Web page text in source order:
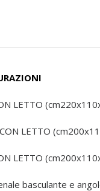
LETTO
LETTO
LETTO
basculante e